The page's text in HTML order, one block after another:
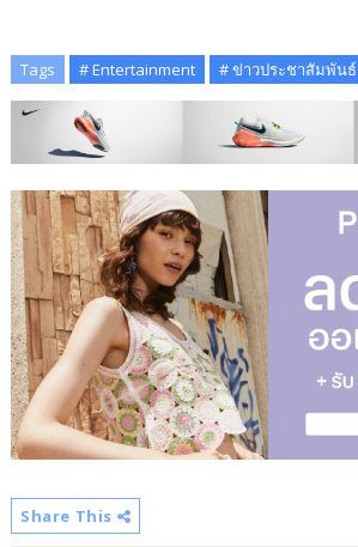
Tags # Entertainment # ข่าวประชาสัมพันธ์
Share This